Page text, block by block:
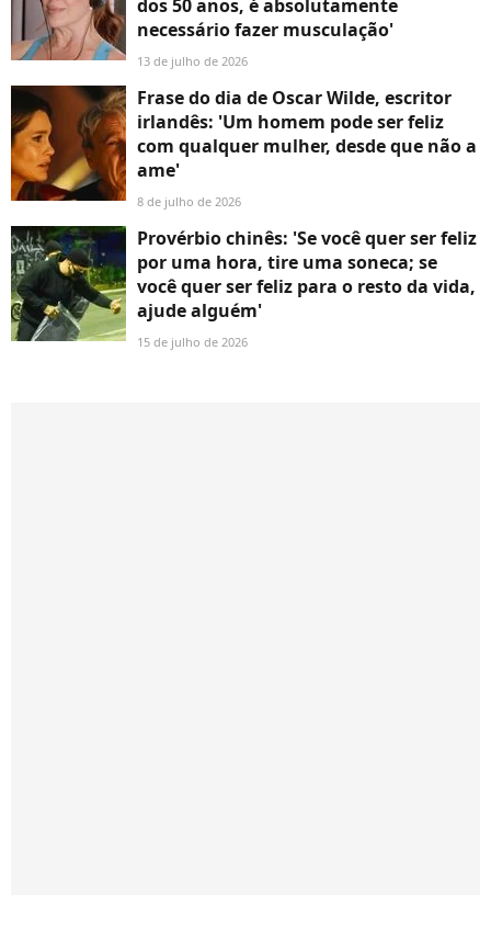
dos 50 anos, é absolutamente
necessário fazer musculação'
13 de julho de 2026
Frase do dia de Oscar Wilde, escritor
irlandês: 'Um homem pode ser feliz
com qualquer mulher, desde que não a
ame'
8 de julho de 2026
Provérbio chinês: 'Se você quer ser feliz
por uma hora, tire uma soneca; se
você quer ser feliz para o resto da vida,
ajude alguém'
15 de julho de 2026